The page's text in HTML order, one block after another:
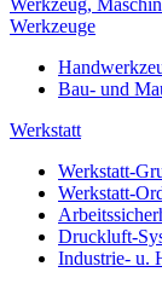
Werkzeug,
Werkzeuge
Bau- und
Werkstatt
Werkstatt-
Werkstatt-
Druckluft-
Industrie- u.